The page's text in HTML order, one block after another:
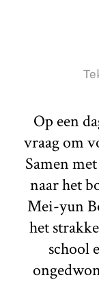
Op een
vraag om
Samen
naar het
Mei-yun
het
school